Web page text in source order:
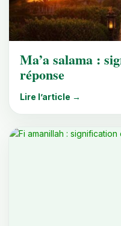
Ma’a salama :
réponse
Lire l’article →